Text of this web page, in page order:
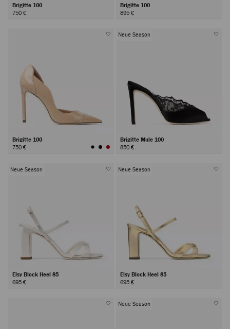
Brigitte 100
750 €
Brigitte 100
895 €
Brigitte 100
750 €
Neue Season
Brigitte Mule 100
850 €
Neue Season
Elsy Block Heel 85
695 €
Neue Season
Elsy Block Heel 85
695 €
Neue Season